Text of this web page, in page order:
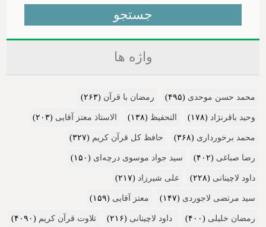
واژه ها
محمد حسن موحدی (۴۹۵) رمضان با قرآن (۲۶۳)
وحید باقرنژاد (۱۷۸) التحفیظ (۱۳۸) الاستاذ معتز آقایی (۲۰۳)
محمد برخورداری (۳۶۸) حافظ کل قرآن کریم (۳۲۷)
رضا صباغی (۴۰۲) سید جواد موسوی درچه‌ای (۱۵۰)
داود لاچینانی (۲۲۸) علی شیرزاد (۲۱۷)
سید مرتضی لاجوردی (۱۴۷) معتز آقایی (۱۵۹)
رمضان خلیلی (۴۰۰) داود لاچینانی (۲۱۶) تلاوت قرآن کریم (۴۰۹۰)